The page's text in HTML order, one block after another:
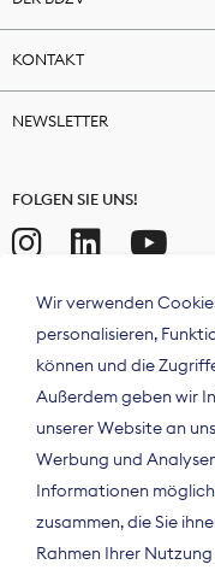
KONTAKT
NEWSLETTER
FOLGEN SIE UNS!
Der
Wir verwenden
personalisieren,
können und die
Außerdem geben wir
unserer Website an
Werbung und
Informationen
zusammen, die Sie
Rahmen Ihrer